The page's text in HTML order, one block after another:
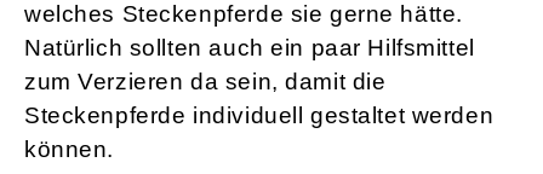
welches Steckenpferde sie gerne hätte.
Natürlich sollten auch ein paar Hilfsmittel
zum Verzieren da sein, damit die
Steckenpferde individuell gestaltet werden
können.